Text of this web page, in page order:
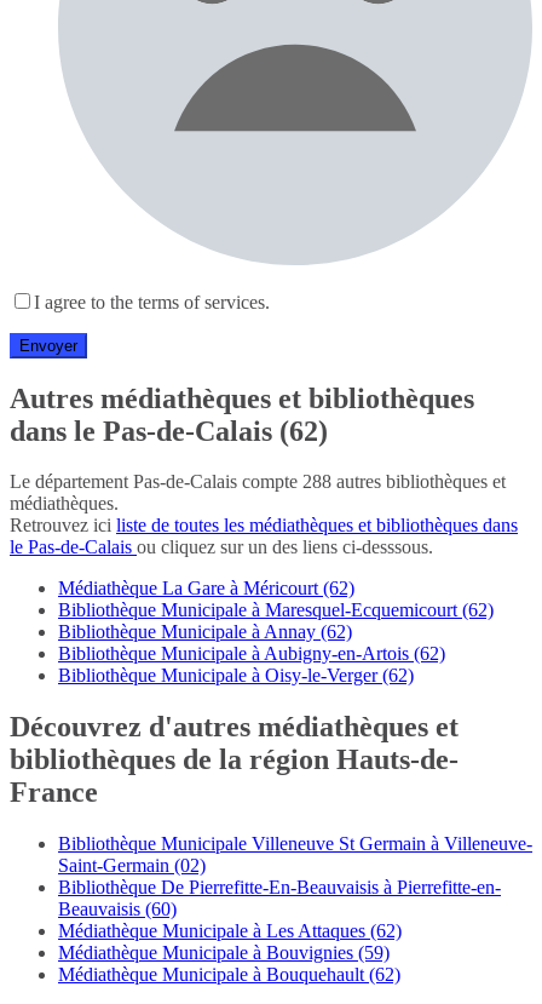
I agree to the terms of services.
Autres médiathèques et bibliothèques
dans le Pas-de-Calais (62)
Le département Pas-de-Calais compte 288 autres bibliothèques et
médiathèques.
Retrouvez ici liste de toutes les médiathèques et bibliothèques dans
le Pas-de-Calais ou cliquez sur un des liens ci-desssous.
Médiathèque La Gare à Méricourt (62)
Bibliothèque Municipale à Maresquel-Ecquemicourt (62)
Bibliothèque Municipale à Annay (62)
Bibliothèque Municipale à Aubigny-en-Artois (62)
Bibliothèque Municipale à Oisy-le-Verger (62)
Découvrez d'autres médiathèques et
bibliothèques de la région Hauts-de-
France
Bibliothèque Municipale Villeneuve St Germain à Villeneuve-
Saint-Germain (02)
Bibliothèque De Pierrefitte-En-Beauvaisis à Pierrefitte-en-
Beauvaisis (60)
Médiathèque Municipale à Les Attaques (62)
Médiathèque Municipale à Bouvignies (59)
Médiathèque Municipale à Bouquehault (62)